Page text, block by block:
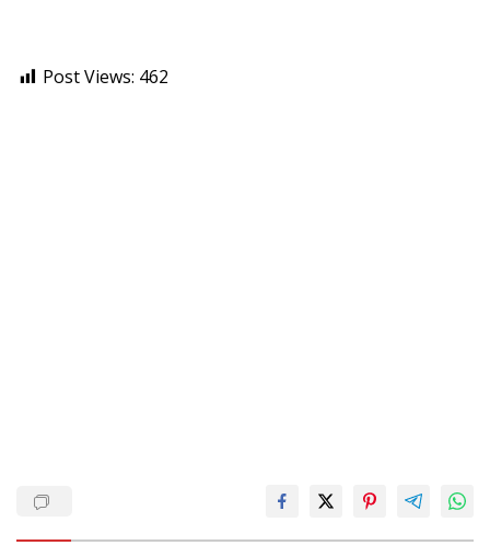
Post Views: 462